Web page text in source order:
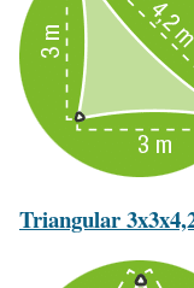
Triangular